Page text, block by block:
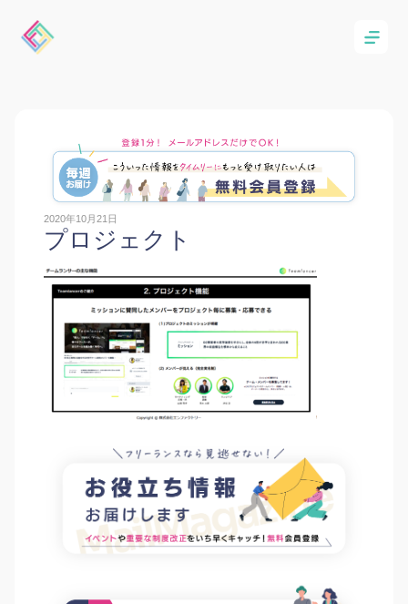
2020年10月21日
プロジェクト